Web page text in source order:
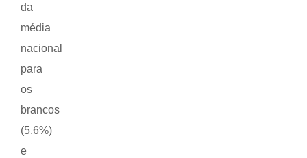
da
média
nacional
para
os
brancos
(5,6%)
e